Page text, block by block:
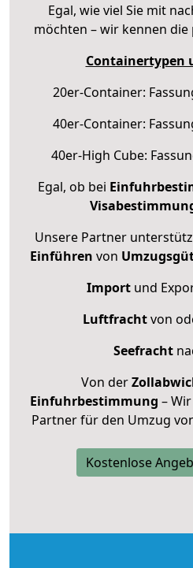
Egal, wie viel Sie mit
möchten – wir kennen
Containertypen
20er-Container:
40er-Container:
40er-High Cube:
Egal, ob bei
Unsere Partner
Einführen von
Import und
Luftfrachtvon
Seefracht
Von der
Einfuhrbestimmung –
Partner für den Umzug
Kostenlose